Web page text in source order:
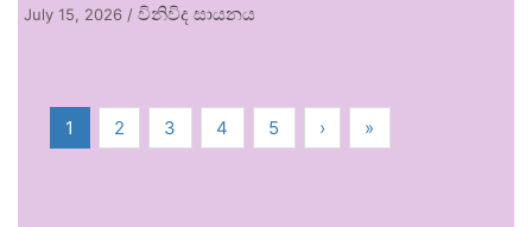
July 15, 2026 / විනිවිද සායනය
1 2 3 4 5 › »